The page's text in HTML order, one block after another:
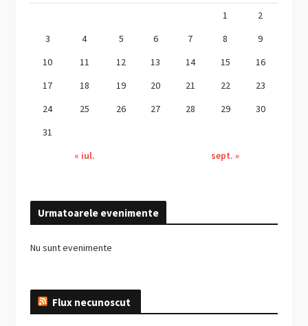
1
2
3
4 5 6 7 8
9
10
11 12 13 14 15
16
17
18 19 20 21 22
23
24
25 26 27 28 29
30
31
« iul.
sept. »
Urmatoarele evenimente
Nu sunt evenimente
Flux necunoscut